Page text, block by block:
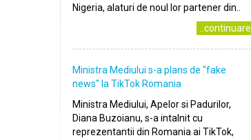
Nigeria, alaturi de noul lor partener din..
..continuare
Ministra Mediului s-a plans de ″fake
news″ la TikTok Romania
Ministra Mediului, Apelor si Padurilor,
Diana Buzoianu, s-a intalnit cu
reprezentantii din Romania ai TikTok,